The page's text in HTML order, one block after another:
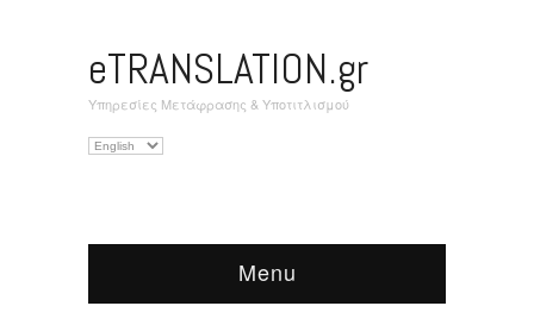
eTRANSLATION.gr
Υπηρεσίες Μετάφρασης & Υποτιτλισμού
Επιλέξτε
Menu